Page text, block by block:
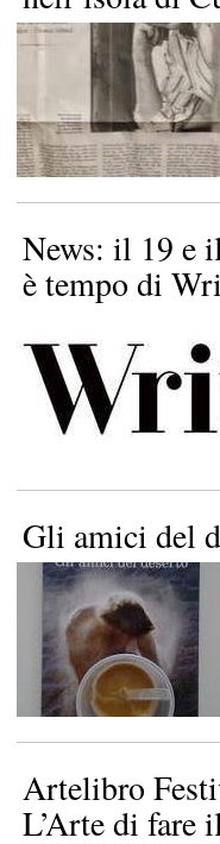
News: il 19 e
è tempo di
Gli amici del
Artelibro
L’Arte di fare